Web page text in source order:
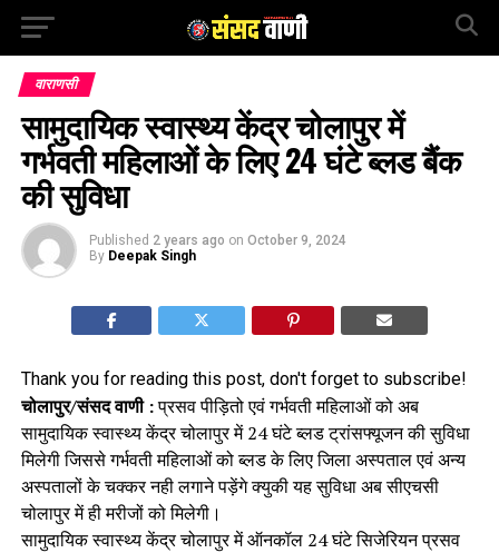
वाराणसी
सामुदायिक स्वास्थ्य केंद्र चोलापुर में
गर्भवती महिलाओं के लिए 24 घंटे ब्लड बैंक
की सुविधा
Published 2 years ago on October 9, 2024
By Deepak Singh
Thank you for reading this post, don't forget to subscribe!
चोलापुर/संसद वाणी :प्रसव पीड़ितो एवं गर्भवती महिलाओं को अब
सामुदायिक स्वास्थ्य केंद्र चोलापुर में 24 घंटे ब्लड ट्रांसफ्यूजन की सुविधा
मिलेगी जिससे गर्भवती महिलाओं को ब्लड के लिए जिला अस्पताल एवं अन्य
अस्पतालों के चक्कर नही लगाने पड़ेंगे क्युकी यह सुविधा अब सीएचसी
चोलापुर में ही मरीजों को मिलेगी।
सामुदायिक स्वास्थ्य केंद्र चोलापुर में ऑनकॉल 24 घंटे सिजेरियन प्रसव